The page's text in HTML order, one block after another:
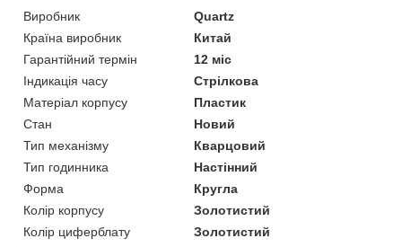
Виробник
Quartz
Країна виробник
Китай
Гарантійний термін
12 міс
Індикація часу
Стрілкова
Матеріал корпусу
Пластик
Стан
Новий
Тип механізму
Кварцовий
Тип годинника
Настінний
Форма
Кругла
Колір корпусу
Золотистий
Колір циферблату
Золотистий